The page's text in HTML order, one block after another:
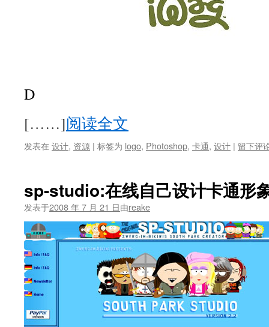
D
[……]阅读全文
发表在 设计, 资源 | 标签为 logo, Photoshop, 卡通, 设计 | 留下评
sp-studio:在线自己设计卡通形
发表于2008 年 7 月 21 日由reake